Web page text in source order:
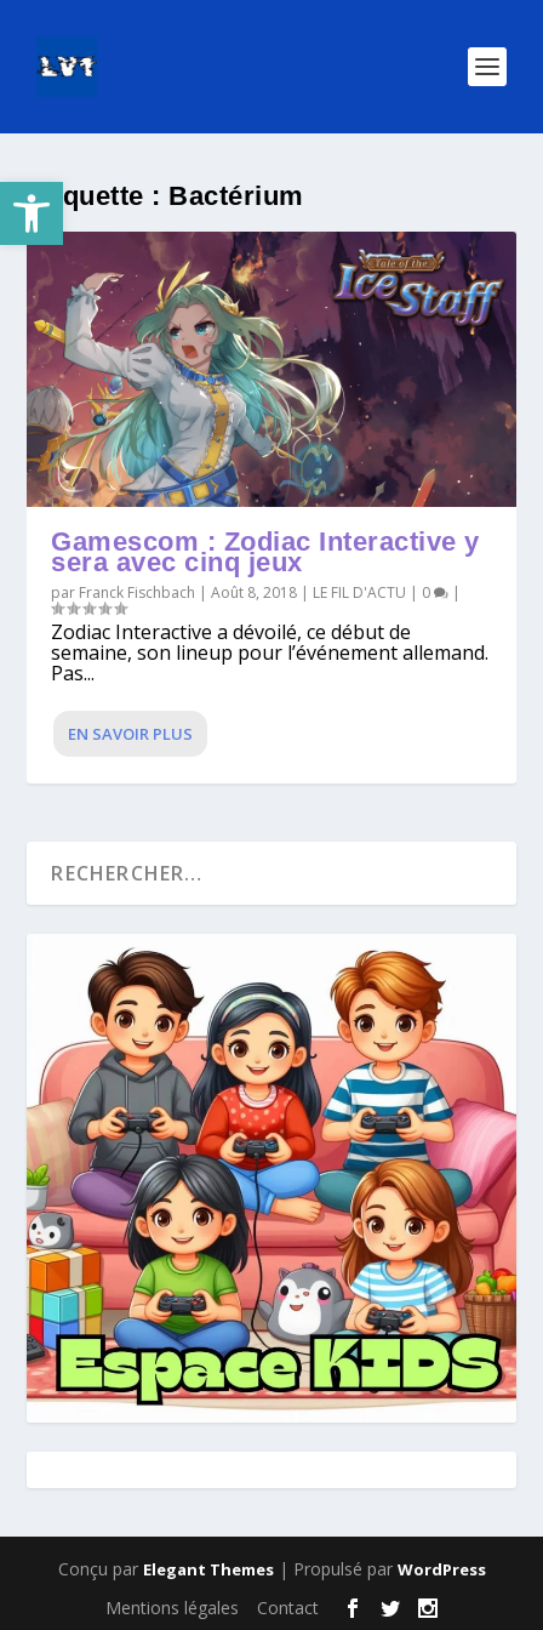
Ouvrir la barre d’outilsÉtiquette : Bactérium
Gamescom : Zodiac Interactive y
sera avec cinq jeux
par Franck Fischbach |Août 8, 2018 | LE FIL D'ACTU | 0 |
Zodiac Interactive a dévoilé, ce début de
semaine, son lineup pour l’événement allemand.
Pas...
EN SAVOIR PLUS
Conçu par Elegant Themes| Propulsé par WordPress
Mentions légales Contact